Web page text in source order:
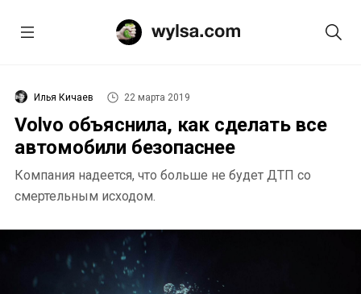
Илья Кичаев 22 марта 2019
Volvo объяснила, как сделать все
автомобили безопаснее
Компания надеется, что больше не будет ДТП со
смертельным исходом.